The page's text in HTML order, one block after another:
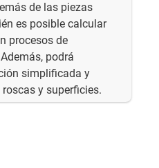
de las piezas
es posible calcular
procesos de
podrá
simplificada y
y superficies.